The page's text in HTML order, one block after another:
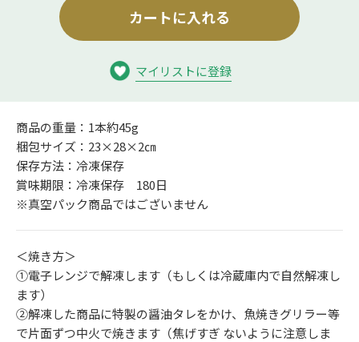
カートに入れる
マイリストに登録
商品の重量：1本約45g
梱包サイズ：23×28×2㎝
保存方法：冷凍保存
賞味期限：冷凍保存 180日
※真空パック商品ではございません
＜焼き方＞
①電子レンジで解凍します（もしくは冷蔵庫内で自然解凍し
ます）
②解凍した商品に特製の醤油タレをかけ、魚焼きグリラー等
で片面ずつ中火で焼きます（焦げすぎ ないように注意しま